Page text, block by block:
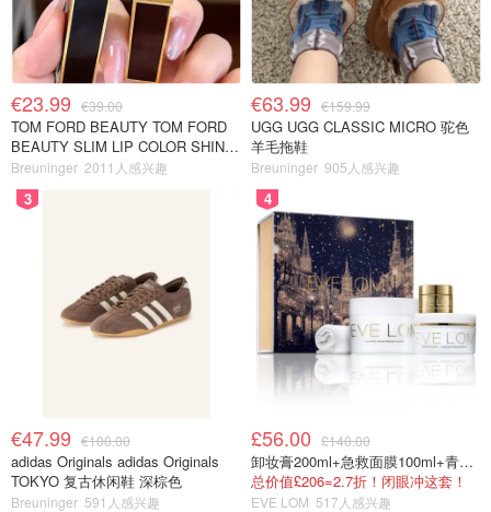
€23.99 €39.00
TOM FORD BEAUTY TOM FORD
BEAUTY SLIM LIP COLOR SHINE
口红 open back色
Breuninger 2011人感兴趣
€63.99 €159.99
UGG UGG CLASSIC MICRO 驼色
羊毛拖鞋
Breuninger 905人感兴趣
3
€47.99 €100.00
adidas Originals adidas Originals
TOKYO 复古休闲鞋 深棕色
Breuninger 591人感兴趣
4
£56.00 £140.00
卸妆膏200ml+急救面膜100ml+青春面霜15ml
总价值£206=2.7折！闭眼冲这套！
EVE LOM 517人感兴趣